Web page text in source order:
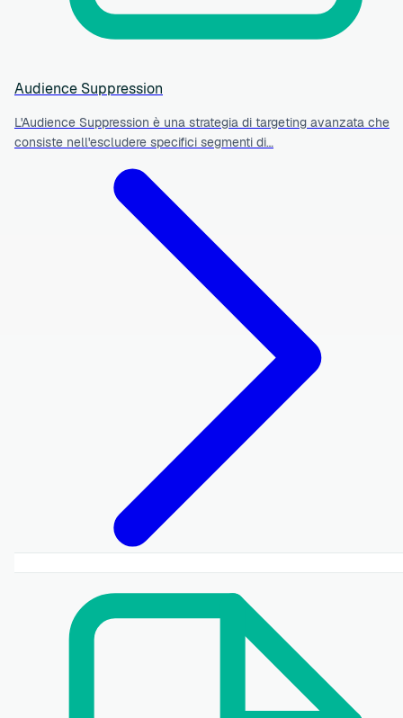
Audience Suppression
L'Audience Suppression è una strategia di targeting avanzata che
consiste nell'escludere specifici segmenti di…